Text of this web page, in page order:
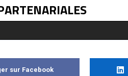
sur Facebook